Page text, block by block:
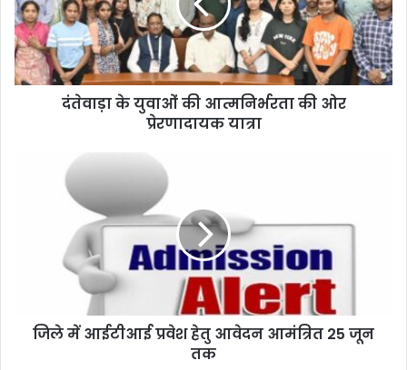
दंतेवाड़ा के युवाओं की आत्मनिर्भरता की ओर
प्रेरणादायक यात्रा
जिले में आईटीआई प्रवेश हेतु आवेदन आमंत्रित 25 जून
तक